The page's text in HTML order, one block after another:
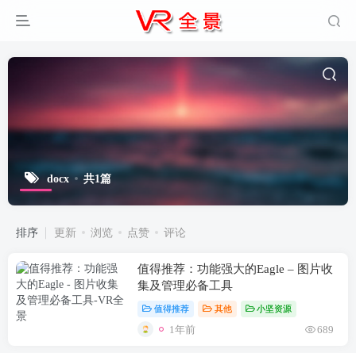
docx 共1篇
排序 更新 浏览 点赞 评论
值得推荐：功能强大的Eagle – 图片收
集及管理必备工具
值得推荐 其他 小坚资源
1年前 689